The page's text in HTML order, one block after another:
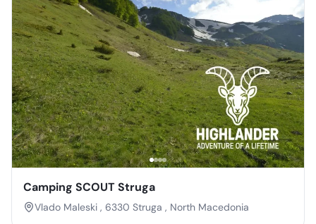
Camping SCOUT Struga
Vlado Maleski , 6330 Struga , North Macedonia